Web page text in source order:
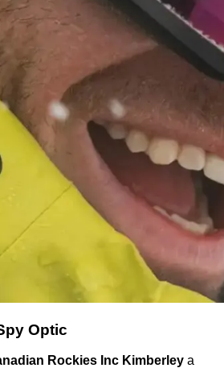
Optic
Rockies Inc Kimberley a